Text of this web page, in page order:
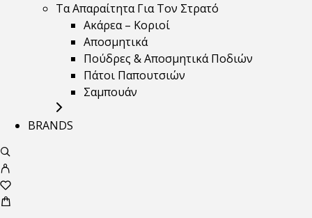
Τα Απαραίτητα Για Τον Στρατό
Ακάρεα – Κοριοί
Αποσμητικά
Πούδρες & Αποσμητικά Ποδιών
Πάτοι Παπουτσιών
Σαμπουάν
BRANDS